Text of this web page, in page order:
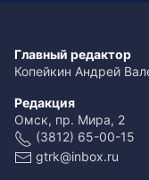
Главный редактор
Копейкин Андрей
Редакция
Омск, пр. Мира, 2
(3812) 65-00-15
gtrk@inbox.ru